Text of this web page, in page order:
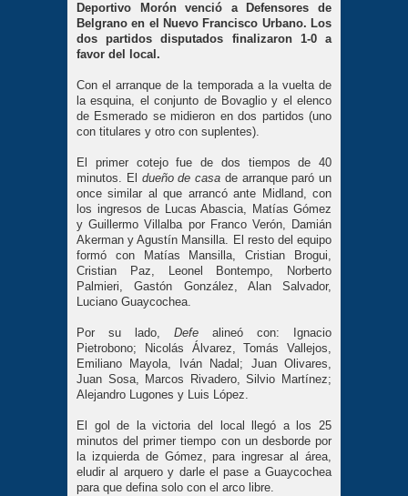
Deportivo Morón venció a Defensores de
Belgrano en el Nuevo Francisco Urbano. Los
dos partidos disputados finalizaron 1-0 a
favor del local.
Con el arranque de la temporada a la vuelta de
la esquina, el conjunto de Bovaglio y el elenco
de Esmerado se midieron en dos partidos (uno
con titulares y otro con suplentes).
El primer cotejo fue de dos tiempos de 40
minutos. El dueño de casa de arranque paró un
once similar al que arrancó ante Midland, con
los ingresos de Lucas Abascia, Matías Gómez
y Guillermo Villalba por Franco Verón, Damián
Akerman y Agustín Mansilla. El resto del equipo
formó con Matías Mansilla, Cristian Brogui,
Cristian Paz, Leonel Bontempo, Norberto
Palmieri, Gastón González, Alan Salvador,
Luciano Guaycochea.
Por su lado, Defe alineó con: Ignacio
Pietrobono; Nicolás Álvarez, Tomás Vallejos,
Emiliano Mayola, Iván Nadal; Juan Olivares,
Juan Sosa, Marcos Rivadero, Silvio Martínez;
Alejandro Lugones y Luis López.
El gol de la victoria del local llegó a los 25
minutos del primer tiempo con un desborde por
la izquierda de Gómez, para ingresar al área,
eludir al arquero y darle el pase a Guaycochea
para que defina solo con el arco libre.